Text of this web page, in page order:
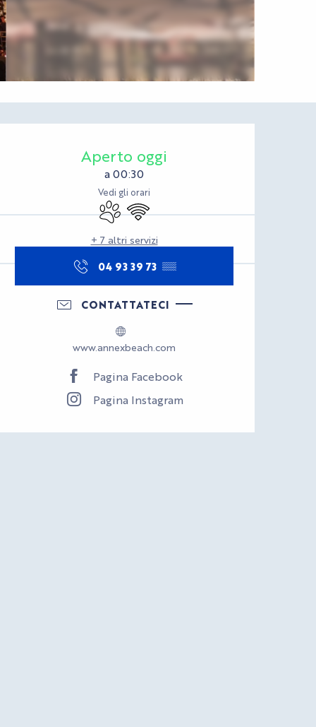
Orari e contatti
Aperto oggi
a 00:30
Vedi gli orari
Animali ammessi
Wi-Fi
+ 7 altri servizi
04 93 39 73 ▒▒
CONTATTATECI
www.annexbeach.com
Pagina Facebook
Pagina Instagram